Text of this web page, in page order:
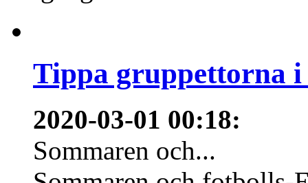
Tippa gruppettorna
2020-03-01 00:18:
Sommaren och...